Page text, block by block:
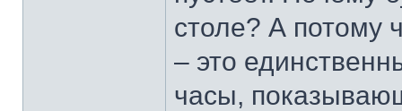
столе? А потому
– это
часы,